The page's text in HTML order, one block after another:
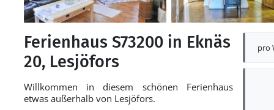
pro
Ferienhaus S73200 in Eknäs
20, Lesjöfors
Willkommen in diesem schönen Ferienhaus
etwas außerhalb von Lesjöfors.